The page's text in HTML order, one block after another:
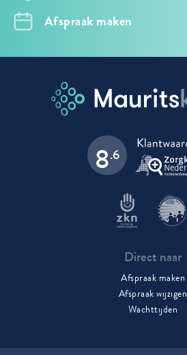
Afspraak maken
8.6
Direct naar
Afspraak maken
Afspraak wijzigen
Wachttijden